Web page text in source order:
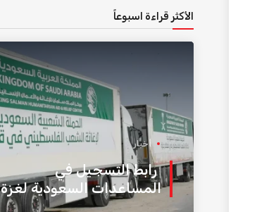
الأكثر قراءة اسبوعاً
أخبار
رابط التسجيل في
المساعدات السعودية لغزة